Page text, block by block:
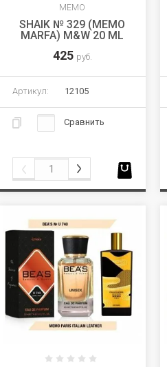
MEMO
SHAIK № 329 (MEMO
MARFA) M&W 20 ML
425 руб.
Артикул: 12105
Сравнить